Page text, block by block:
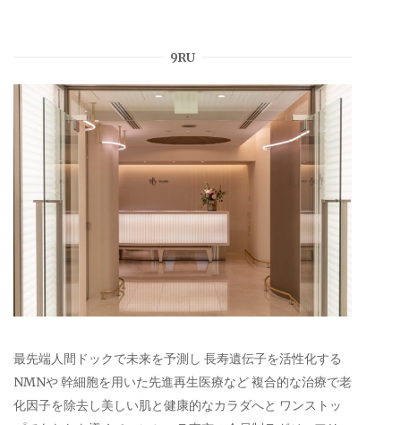
9RU
最先端人間ドックで未来を予測し 長寿遺伝子を活性化する
NMNや 幹細胞を用いた先進再生医療など 複合的な治療で老
化因子を除去し美しい肌と健康的なカラダへと ワンストッ